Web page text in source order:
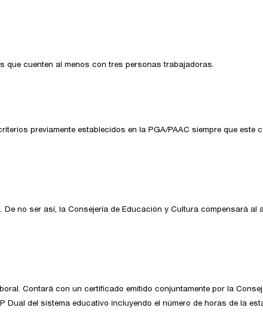
que cuenten al menos con tres personas trabajadoras.
previamente establecidos en la PGA/PAAC siempre que este
no ser así, la Consejería de Educación y Cultura compensará
Contará con un certificado emitido conjuntamente por la
del sistema educativo incluyendo el número de horas de la